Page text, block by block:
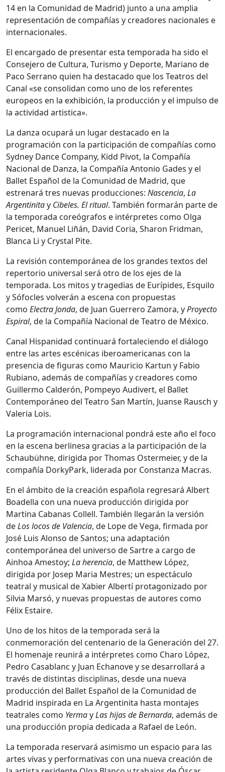
14 en la Comunidad de Madrid) junto a una amplia
representación de compañías y creadores nacionales e
internacionales.
El encargado de presentar esta temporada ha sido el
Consejero de Cultura, Turismo y Deporte, Mariano de
Paco Serrano quien ha destacado que los Teatros del
Canal «se consolidan como uno de los referentes
europeos en la exhibición, la producción y el impulso de
la actividad artistica».
La danza ocupará un lugar destacado en la
programación con la participación de compañías como
Sydney Dance Company, Kidd Pivot, la Compañía
Nacional de Danza, la Compañía Antonio Gades y el
Ballet Español de la Comunidad de Madrid, que
estrenará tres nuevas producciones: Nascencia, La
Argentinitay Cibeles. El ritual. También formarán parte de
la temporada coreógrafos e intérpretes como Olga
Pericet, Manuel Liñán, David Coria, Sharon Fridman,
Blanca Li y Crystal Pite.
La revisión contemporánea de los grandes textos del
repertorio universal será otro de los ejes de la
temporada. Los mitos y tragedias de Eurípides, Esquilo
y Sófocles volverán a escena con propuestas
como Electra Jonda, de Juan Guerrero Zamora, yProyecto
Espiral, de la Compañía Nacional de Teatro de México.
Canal Hispanidad continuará fortaleciendo el diálogo
entre las artes escénicas iberoamericanas con la
presencia de figuras como Mauricio Kartun y Fabio
Rubiano, además de compañías y creadores como
Guillermo Calderón, Pompeyo Audivert, el Ballet
Contemporáneo del Teatro San Martín, Juanse Rausch y
Valeria Lois.
La programación internacional pondrá este año el foco
en la escena berlinesa gracias a la participación de la
Schaubühne, dirigida por Thomas Ostermeier, y de la
compañía DorkyPark, liderada por Constanza Macras.
En el ámbito de la creación española regresará Albert
Boadella con una nueva producción dirigida por
Martina Cabanas Collell. También llegarán la versión
deLos locos de Valencia, de Lope de Vega, firmada por
José Luis Alonso de Santos; una adaptación
contemporánea del universo de Sartre a cargo de
Ainhoa Amestoy; La herencia, de Matthew López,
dirigida por Josep Maria Mestres; un espectáculo
teatral y musical de Xabier Albertí protagonizado por
Silvia Marsó, y nuevas propuestas de autores como
Félix Estaire.
Uno de los hitos de la temporada será la
conmemoración del centenario de la Generación del 27.
El homenaje reunirá a intérpretes como Charo López,
Pedro Casablanc y Juan Echanove y se desarrollará a
través de distintas disciplinas, desde una nueva
producción del Ballet Español de la Comunidad de
Madrid inspirada en La Argentinita hasta montajes
teatrales como YermayLas hijas de Bernarda, además de
una producción propia dedicada a Rafael de León.
La temporada reservará asimismo un espacio para las
artes vivas y performativas con una nueva creación de